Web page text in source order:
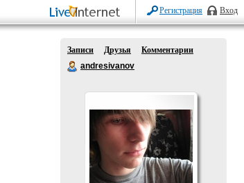
Регистрация Вход
Записи Друзья
Комментарии
andresivanov